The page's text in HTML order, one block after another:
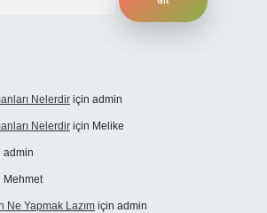
Nelerdir için admin
Nelerdir için Melike
admin
Mehmet
Ne Yapmak Lazım için admin